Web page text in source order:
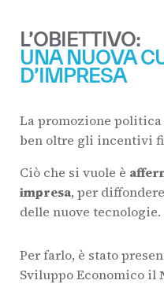
L’OBIETTIVO:
UNA NUOVA
D’IMPRESA
La promozione
ben oltre gli incentivi
Ciò che si vuole è
impresa, per
delle nuove tecnologie.
Per farlo, è stato
Sviluppo Economico il